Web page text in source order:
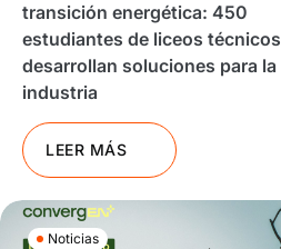
transición energética: 450
estudiantes de liceos técnicos
desarrollan soluciones para la
industria
LEER MÁS
Noticias